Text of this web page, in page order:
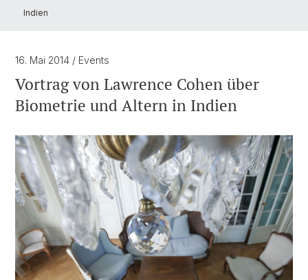
Indien
16. Mai 2014 / Events
Vortrag von Lawrence Cohen über
Biometrie und Altern in Indien